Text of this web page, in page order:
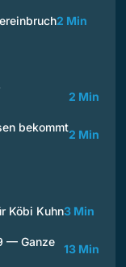
2 Min
2 Min
bekommt
2 Min
Köbi Kuhn3 Min
— Ganze
13 Min